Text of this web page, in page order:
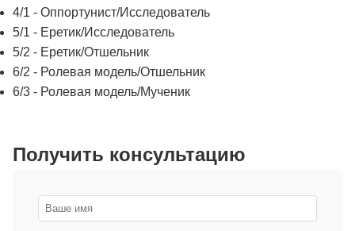
4/1 - Оппортунист/Исследователь
5/1 - Еретик/Исследователь
5/2 - Еретик/Отшельник
6/2 - Ролевая модель/Отшельник
6/3 - Ролевая модель/Мученик
Получить консультацию